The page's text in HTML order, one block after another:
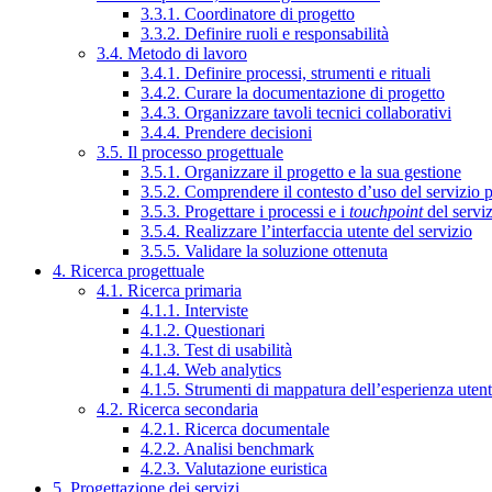
3.3.1. Coordinatore di progetto
3.3.2. Definire ruoli e responsabilità
3.4. Metodo di lavoro
3.4.1. Definire processi, strumenti e rituali
3.4.2. Curare la documentazione di progetto
3.4.3. Organizzare tavoli tecnici collaborativi
3.4.4. Prendere decisioni
3.5. Il processo progettuale
3.5.1. Organizzare il progetto e la sua gestione
3.5.2. Comprendere il contesto d’uso del servizio
3.5.3. Progettare i processi e i touchpointdel
3.5.4. Realizzare l’interfaccia utente del servizio
3.5.5. Validare la soluzione ottenuta
4. Ricerca progettuale
4.1. Ricerca primaria
4.1.1. Interviste
4.1.2. Questionari
4.1.3. Test di usabilità
4.1.4. Web analytics
4.1.5. Strumenti di mappatura dell’esperienza
4.2. Ricerca secondaria
4.2.1. Ricerca documentale
4.2.2. Analisi benchmark
4.2.3. Valutazione euristica
5. Progettazione dei servizi